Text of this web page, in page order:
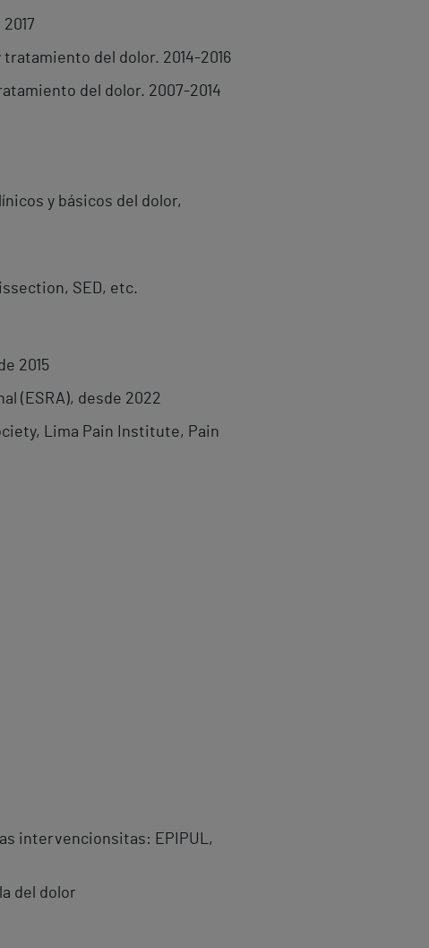
del dolor. 2014-2016
del dolor. 2007-2014
y básicos del dolor,
SED, etc.
2015
(ESRA), desde 2022
Lima Pain Institute, Pain
intervencionsitas: EPIPUL,
del dolor